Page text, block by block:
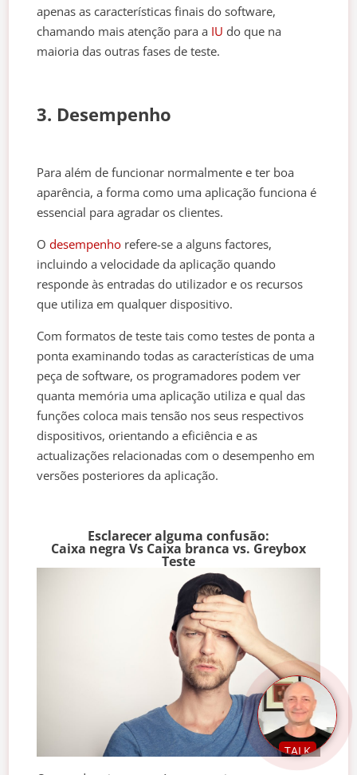
apenas as características finais do software,
chamando mais atenção para a IU do que na
maioria das outras fases de teste.
3. Desempenho
Para além de funcionar normalmente e ter boa
aparência, a forma como uma aplicação funciona é
essencial para agradar os clientes.
Odesempenho refere-se a alguns factores,
incluindo a velocidade da aplicação quando
responde às entradas do utilizador e os recursos
que utiliza em qualquer dispositivo.
Com formatos de teste tais como testes de ponta a
ponta examinando todas as características de uma
peça de software, os programadores podem ver
quanta memória uma aplicação utiliza e qual das
funções coloca mais tensão nos seus respectivos
dispositivos, orientando a eficiência e as
actualizações relacionadas com o desempenho em
versões posteriores da aplicação.
Esclarecer alguma confusão:
Caixa negra Vs Caixa branca vs. Greybox
Teste
TALK